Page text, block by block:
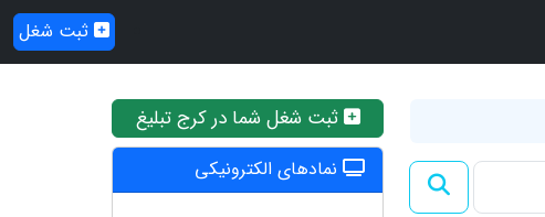
ثبت شغل
ثبت شغل شما در کرج تبلیغ
نمادهای الکترونیکی